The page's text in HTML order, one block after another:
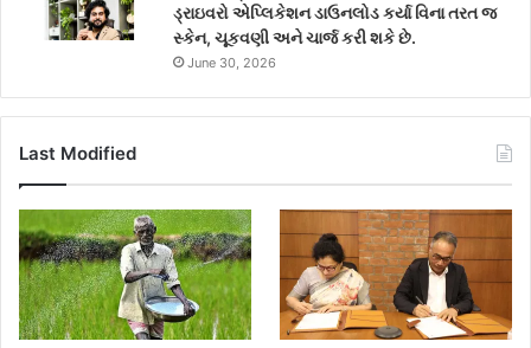
ડ્રાઇવરો એપ્લિકેશન ડાઉનલોડ કર્યા વિના તરત જ
સ્કેન, ચૂકવણી અને ચાર્જ કરી શકે છે.
June 30, 2026
Last Modified